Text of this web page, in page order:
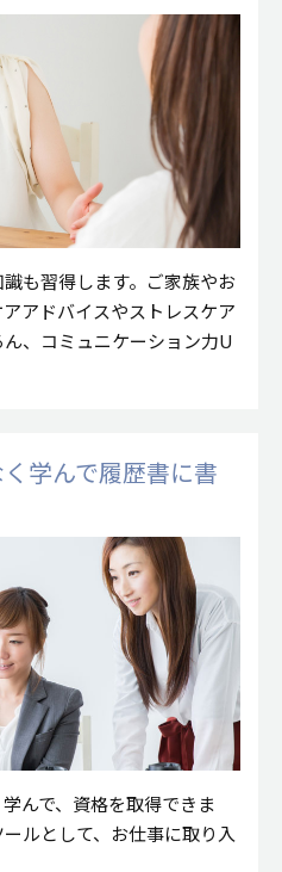
も習得します。ご家族やお
アドバイスやストレスケア
、コミュニケーション力U
学んで履歴書に書
んで、資格を取得できま
ルとして、お仕事に取り入